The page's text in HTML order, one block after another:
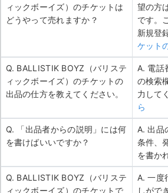
ィックボーイズ）のチケットは
どうやって売れますか？
望の方
です。
新規登
ケット
Q. BALLISTIK BOYZ（バリステ
ィックボーイズ）のチケットの
出品の仕方を教えてください。
A. 電話
の検索
力して
ら
Q. 「出品者からの説明」には何
を書けばいいですか？
A. 出品
条件、
を書か
Q. BALLISTIK BOYZ（バリステ
ィックボーイズ）のチケットで
A. 一度
しがで